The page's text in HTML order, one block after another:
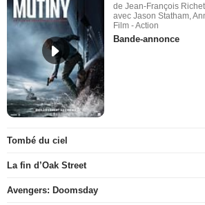
de Jean-François Richet
avec Jason Statham,
Film - Action
Bande-annonce
Tombé du ciel
La fin d’Oak Street
Avengers: Doomsday